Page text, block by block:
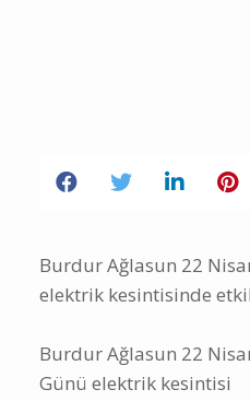
Burdur Ağlasun 22
elektrik kesintisinde
Burdur Ağlasun 22
Günü elektrik kesintisi